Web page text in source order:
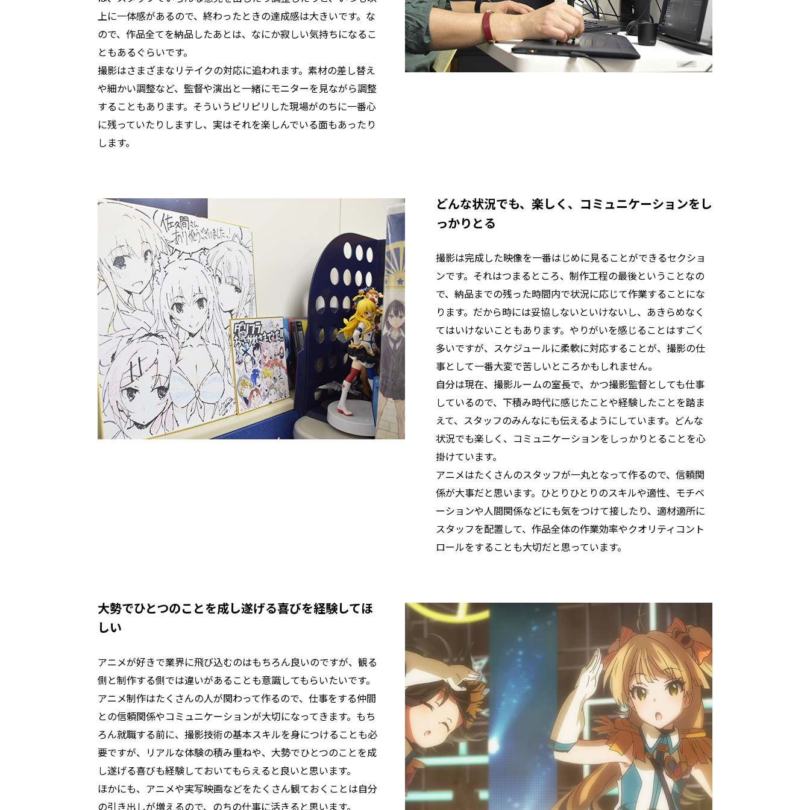
上に一体感があるので、終わったときの達成感は大きいです。な
ので、作品全てを納品したあとは、なにか寂しい気持ちになるこ
ともあるぐらいです。
撮影はさまざまなリテイクの対応に追われます。素材の差し替え
や細かい調整など、監督や演出と一緒にモニターを見ながら調整
することもあります。そういうピリピリした現場がのちに一番心
に残っていたりしますし、実はそれを楽しんでいる面もあったり
します。
どんな状況でも、楽しく、コミュニケーションをし
っかりとる
撮影は完成した映像を一番はじめに見ることができるセクショ
ンです。それはつまるところ、制作工程の最後ということなの
で、納品までの残った時間内で状況に応じて作業することにな
ります。だから時には妥協しないといけないし、あきらめなく
てはいけないこともあります。やりがいを感じることはすごく
多いですが、スケジュールに柔軟に対応することが、撮影の仕
事として一番大変で苦しいところかもしれません。
自分は現在、撮影ルームの室長で、かつ撮影監督としても仕事
しているので、下積み時代に感じたことや経験したことを踏ま
えて、スタッフのみんなにも伝えるようにしています。どんな
状況でも楽しく、コミュニケーションをしっかりとることを心
掛けています。
アニメはたくさんのスタッフが一丸となって作るので、信頼関
係が大事だと思います。ひとりひとりのスキルや適性、モチベ
ーションや人間関係などにも気をつけて接したり、適材適所に
スタッフを配置して、作品全体の作業効率やクオリティコント
ロールをすることも大切だと思っています。
大勢でひとつのことを成し遂げる喜びを経験してほ
しい
アニメが好きで業界に飛び込むのはもちろん良いのですが、観る
側と制作する側では違いがあることも意識してもらいたいです。
アニメ制作はたくさんの人が関わって作るので、仕事をする仲間
との信頼関係やコミュニケーションが大切になってきます。もち
ろん就職する前に、撮影技術の基本スキルを身につけることも必
要ですが、リアルな体験の積み重ねや、大勢でひとつのことを成
し遂げる喜びも経験しておいてもらえると良いと思います。
ほかにも、アニメや実写映画などをたくさん観ておくことは自分
の引き出しが増えるので、のちの仕事に活きると思います。